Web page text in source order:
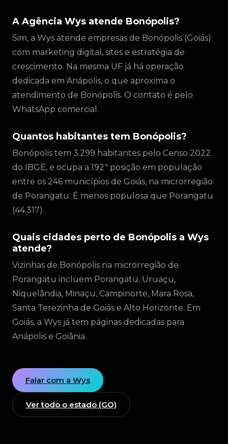
A Agência Wys atende Bonópolis?
Sim, a Wys atende empresas de Bonópolis (Goiás)
com marketing digital, sites e estratégia de
crescimento. Na mesma UF já há operação
dedicada em Anápolis, o que aproxima o
atendimento de Bonópolis. O contato é pelo
WhatsApp comercial.
Quantos habitantes tem Bonópolis?
Bonópolis tem 3.299 habitantes pelo Censo 2022
do IBGE, e ocupa a 192ª posição em população
entre os 246 municípios de Goiás, na microrregião
de Porangatu. É menos populosa que Porangatu
(44.317).
Quais cidades perto de Bonópolis a Wys
atende?
Vizinhas de Bonópolis na microrregião de
Porangatu incluem Porangatu, Uruaçu,
Niquelândia, Minaçu, Campinorte, Mara Rosa,
Santa Terezinha de Goiás e Alto Horizonte. Em
Goiás, a Wys já tem páginas dedicadas para
Anápolis e Goiânia.
Falar com a Wys
Ver todo o estado (GO)